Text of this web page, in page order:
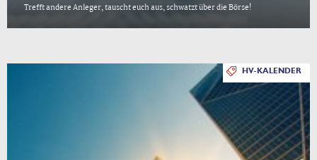
Trefft andere Anleger, tauscht euch aus, schwatzt über die Börse!
HV-KALENDER